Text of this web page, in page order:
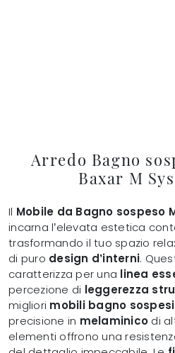
Arredo Bagno
Baxar M
Il Mobile da Bagno sospeso
incarna l’elevata estetica
trasformando il tuo spazio
di puro design d’interni.
caratterizza per una linea
percezione di leggerezza
migliori mobili bagno sospesi
precisione in melaminico di
elementi offrono una